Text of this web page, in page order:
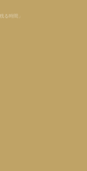
る時間」